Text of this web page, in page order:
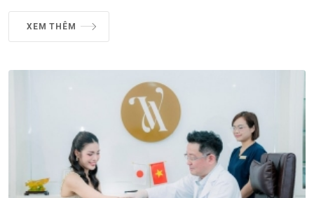
XEM THÊM